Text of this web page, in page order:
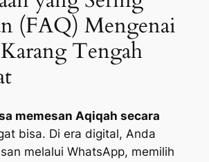
(FAQ) Mengenai
Tengah
memesan Aqiqah secara
bisa. Di era digital, Anda
melalui WhatsApp, memilih